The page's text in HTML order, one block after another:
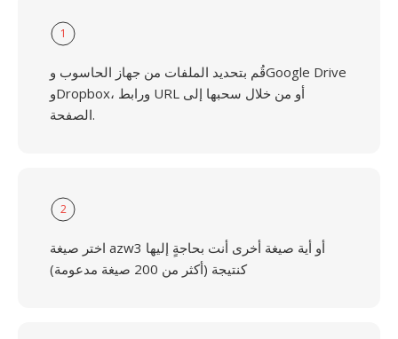
1
قُم بتحديد الملفات من جهاز الحاسوب وGoogle Drive
وDropbox، ورابط URL أو من خلال سحبها إلى
الصفحة.
2
اختر صيغة azw3 أو أية صيغة أخرى أنت بحاجةٍ إليها
كنتيجة (أكثر من 200 صيغة مدعومة)